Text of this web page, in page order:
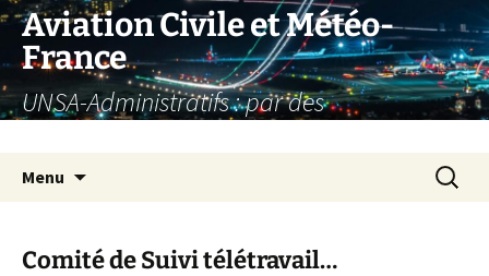
Aller
contenu
Aviation Civile et Météo-
France
UNSA-Administratifs : par des
Menu
Comité de Suivi télétravail…